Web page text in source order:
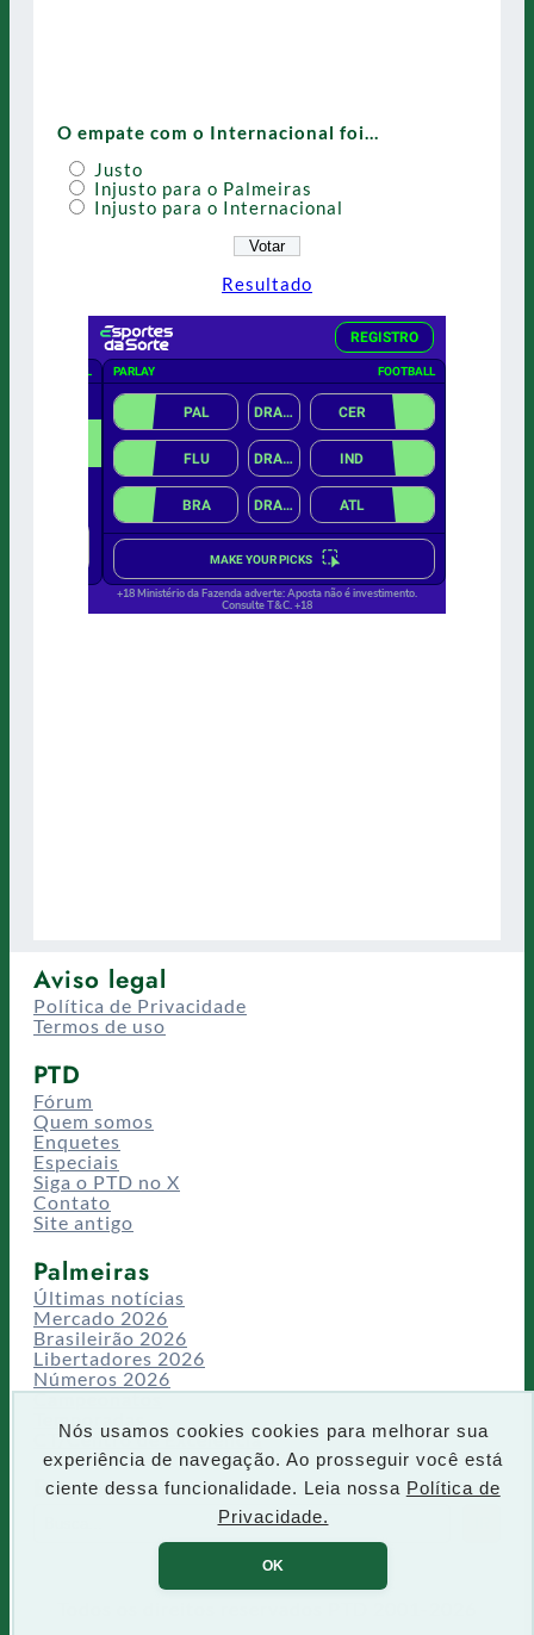
Nós usamos cookies cookies para melhorar sua
experiência de navegação. Ao prosseguir você está
ciente dessa funcionalidade. Leia nossa Política de
Privacidade.
OK
O empate com o Internacional foi…
Justo
Injusto para o Palmeiras
Injusto para o Internacional
Resultado
Aviso legal
Política de Privacidade
Termos de uso
PTD
Fórum
Quem somos
Enquetes
Especiais
Siga o PTD no X
Contato
Site antigo
Palmeiras
Últimas notícias
Mercado 2026
Brasileirão 2026
Libertadores 2026
Números 2026
Campeonatos
Temporadas
CT/Centro de Excelência
Busca
P
e
q
u